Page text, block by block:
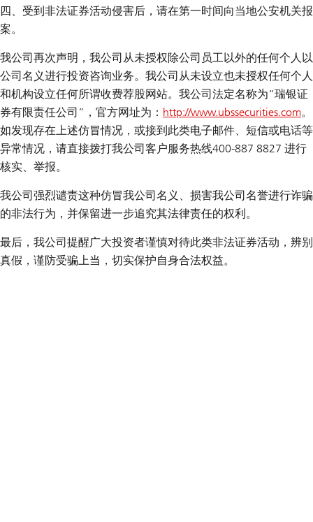
四、受到非法证券活动侵害后，请在第一时间向当地公安机关报
案。
我公司再次声明，我公司从未授权除公司员工以外的任何个人以
公司名义进行投资咨询业务。我公司从未设立也未授权任何个人
和机构设立任何所谓收费荐股网站。我公司法定名称为“瑞银证
券有限责任公司”，官方网址为： http://www.ubssecurities.com。
如发现存在上述仿冒情况，或接到此类电子邮件、短信或电话等
异常情况，请直接拨打我公司客户服务热线400-887 8827 进行
核实、举报。
我公司强烈谴责这种仿冒我公司名义、损害我公司名誉进行诈骗
的非法行为，并保留进一步追究其法律责任的权利。
最后，我公司提醒广大投资者谨慎对待此类非法证券活动，辨别
真假，谨防受骗上当，切实保护自身合法权益。